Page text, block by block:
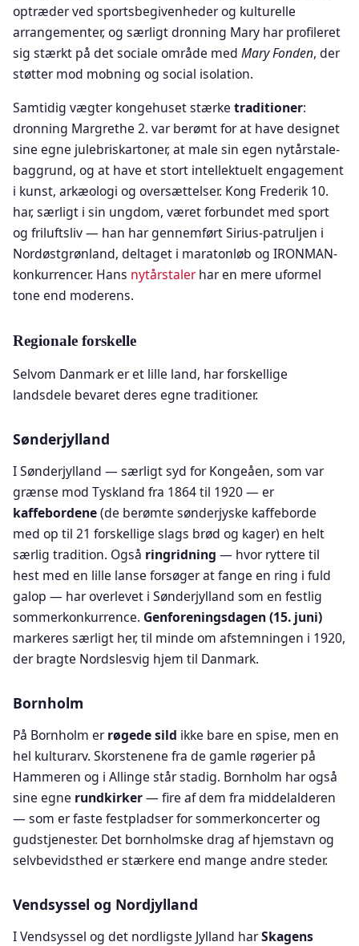
optræder ved sportsbegivenheder og kulturelle
arrangementer, og særligt dronning Mary har profileret
sig stærkt på det sociale område med Mary Fonden, der
støtter mod mobning og social isolation.
Samtidig vægter kongehuset stærke traditioner:
dronning Margrethe 2. var berømt for at have designet
sine egne julebriskartoner, at male sin egen nytårstale-
baggrund, og at have et stort intellektuelt engagement
i kunst, arkæologi og oversættelser. Kong Frederik 10.
har, særligt i sin ungdom, været forbundet med sport
og friluftsliv — han har gennemført Sirius-patruljen i
Nordøstgrønland, deltaget i maratonløb og IRONMAN-
konkurrencer. Hans nytårstalerhar en mere uformel
tone end moderens.
Regionale forskelle
Selvom Danmark er et lille land, har forskellige
landsdele bevaret deres egne traditioner.
Sønderjylland
I Sønderjylland — særligt syd for Kongeåen, som var
grænse mod Tyskland fra 1864 til 1920 — er
kaffebordene(de berømte sønderjyske kaffeborde
med op til 21 forskellige slags brød og kager) en helt
særlig tradition. Også ringridning — hvor ryttere til
hest med en lille lanse forsøger at fange en ring i fuld
galop — har overlevet i Sønderjylland som en festlig
sommerkonkurrence. Genforeningsdagen (15. juni)
markeres særligt her, til minde om afstemningen i 1920,
der bragte Nordslesvig hjem til Danmark.
Bornholm
På Bornholm errøgede sild ikke bare en spise, men en
hel kulturarv. Skorstenene fra de gamle røgerier på
Hammeren og i Allinge står stadig. Bornholm har også
sine egne rundkirker— fire af dem fra middelalderen
— som er faste festpladser for sommerkoncerter og
gudstjenester. Det bornholmske drag af hjemstavn og
selvbevidsthed er stærkere end mange andre steder.
Vendsyssel og Nordjylland
I Vendsyssel og det nordligste Jylland harSkagens